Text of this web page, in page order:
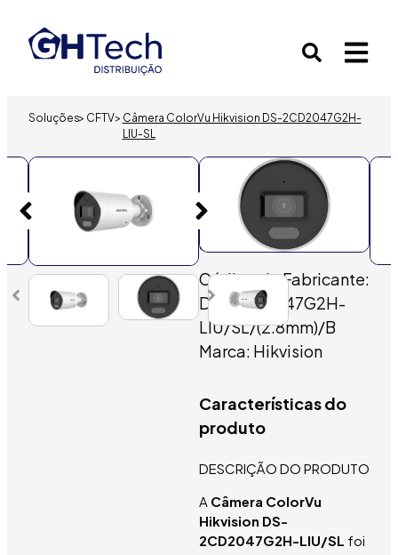
Soluções> CFTV> Câmera ColorVu Hikvision DS-2CD2047G2H-
LIU-SL
Câmera ColorVu
Hikvision DS-
2CD2047G2H-LIU-
SL
Código do Fabricante:
DS-2CD2047G2H-
LIU/SL/(2.8mm)/B
Marca: Hikvision
Características do
produto
DESCRIÇÃO DO PRODUTO
A Câmera ColorVu
Hikvision DS-
2CD2047G2H-LIU/SL foi